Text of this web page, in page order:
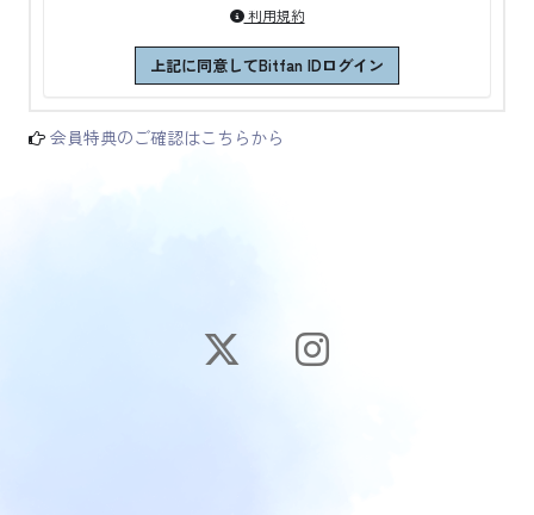
利用規約
上記に同意してBitfan IDログイン
会員特典のご確認はこちらから